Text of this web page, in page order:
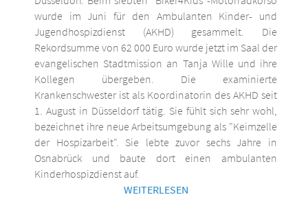
wurde im Juni für den Ambulanten Kinder- und
Jugendhospizdienst (AKHD) gesammelt. Die
Rekordsumme von 62 000 Euro wurde jetzt im Saal der
evangelischen Stadtmission an Tanja Wille und ihre
Kollegen übergeben. Die examinierte
Krankenschwester ist als Koordinatorin des AKHD seit
1. August in Düsseldorf tätig. Sie fühlt sich sehr wohl,
bezeichnet ihre neue Arbeitsumgebung als "Keimzelle
der Hospizarbeit". Sie lebte zuvor sechs Jahre in
Osnabrück und baute dort einen ambulanten
Kinderhospizdienst auf.
WEITERLESEN